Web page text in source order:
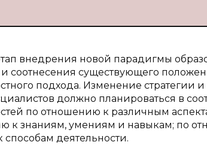
внедрения новой парадигмы
соотнесения существующего
подхода. Изменение стратегии
должно планироваться в
по отношению к различным
к знаниям, умениям и навыкам; по
деятельности.